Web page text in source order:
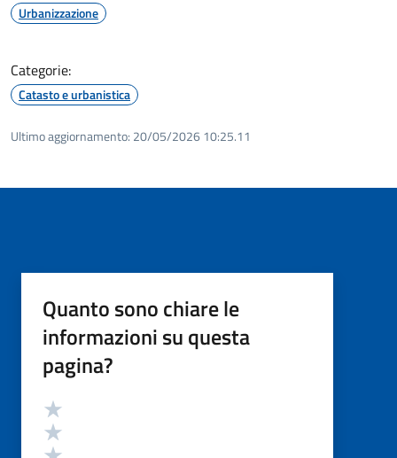
Urbanizzazione
Categorie:
Catasto e urbanistica
Ultimo aggiornamento: 20/05/2026 10:25.11
Quanto sono chiare le
informazioni su questa
pagina?
Valutazione